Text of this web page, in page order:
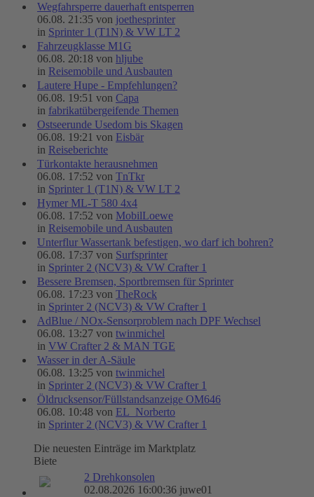
Wegfahrsperre dauerhaft entsperren
06.08. 21:35 von joethesprinter
in Sprinter 1 (T1N) & VW LT 2
Fahrzeugklasse M1G
06.08. 20:18 von hljube
in Reisemobile und Ausbauten
Lautere Hupe - Empfehlungen?
06.08. 19:51 von Capa
in fabrikatübergeifende Themen
Ostseerunde Usedom bis Skagen
06.08. 19:21 von Eisbär
in Reiseberichte
Türkontakte herausnehmen
06.08. 17:52 von TnTkr
in Sprinter 1 (T1N) & VW LT 2
Hymer ML-T 580 4x4
06.08. 17:52 von MobilLoewe
in Reisemobile und Ausbauten
Unterflur Wassertank befestigen, wo darf ich bohren?
06.08. 17:37 von Surfsprinter
in Sprinter 2 (NCV3) & VW Crafter 1
Bessere Bremsen, Sportbremsen für Sprinter
06.08. 17:23 von TheRock
in Sprinter 2 (NCV3) & VW Crafter 1
AdBlue / NOx-Sensorproblem nach DPF Wechsel
06.08. 13:27 von twinmichel
in VW Crafter 2 & MAN TGE
Wasser in der A-Säule
06.08. 13:25 von twinmichel
in Sprinter 2 (NCV3) & VW Crafter 1
Öldrucksensor/Füllstandsanzeige OM646
06.08. 10:48 von EL_Norberto
in Sprinter 2 (NCV3) & VW Crafter 1
Die neuesten Einträge im Marktplatz
Biete
2 Drehkonsolen
02.08.2026 16:00:36 juwe01